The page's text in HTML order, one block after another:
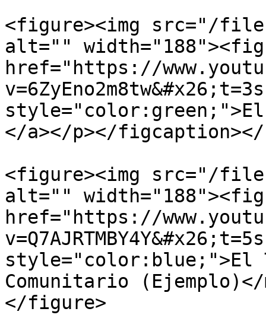
<figure><img src="/files/
alt=""
href="https://
style="color:green;">El
</a></p></
<figure><img src="/
alt=""
href="https://
style="color:blue;">El
Comunitario
</figure>